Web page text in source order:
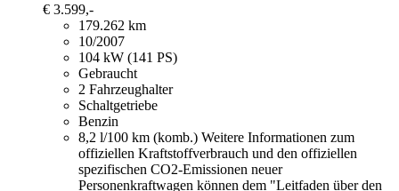
€ 3.599,-
179.262 km
10/2007
104 kW (141 PS)
Gebraucht
2 Fahrzeughalter
Schaltgetriebe
Benzin
8,2 l/100 km (komb.) Weitere Informationen zum
offiziellen Kraftstoffverbrauch und den offiziellen
spezifischen CO2-Emissionen neuer
Personenkraftwagen können dem "Leitfaden über den